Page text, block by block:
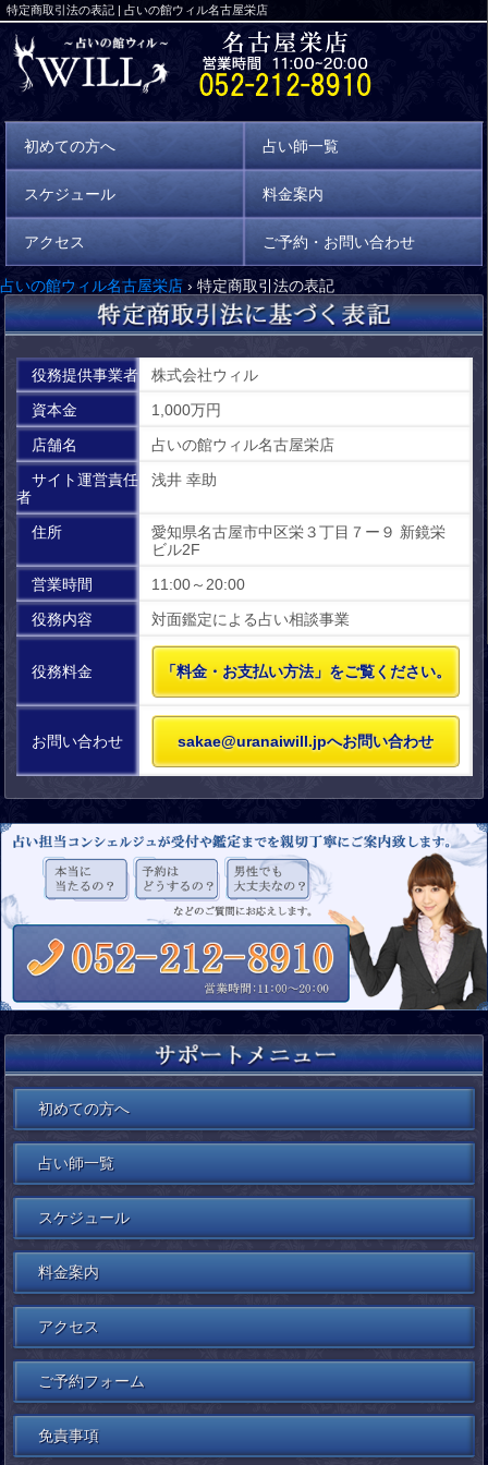
特定商取引法の表記 | 占いの館ウィル名古屋栄店
初めての方へ 占い師一覧
スケジュール 料金案内
アクセス ご予約・お問い合わせ
占いの館ウィル名古屋栄店 › 特定商取引法の表記
役務提供事業者
株式会社ウィル
資本金
1,000万円
店舗名
占いの館ウィル名古屋栄店
サイト運営責任
者
浅井 幸助
住所
愛知県名古屋市中区栄３丁目７ー９ 新鏡栄
ビル2F
営業時間
11:00～20:00
役務内容
対面鑑定による占い相談事業
役務料金 「料金・お支払い方法」をご覧ください。
お問い合わせ sakae@uranaiwill.jpへお問い合わせ
初めての方へ
占い師一覧
スケジュール
料金案内
アクセス
ご予約フォーム
免責事項